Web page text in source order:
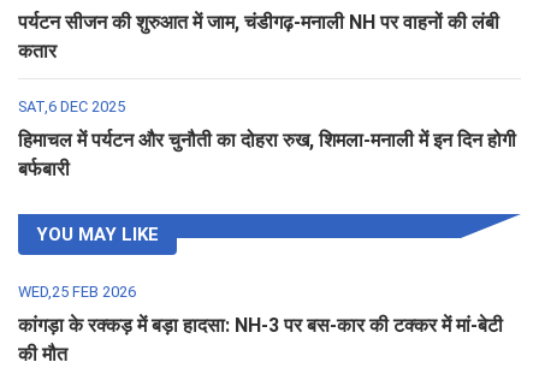
पर्यटन सीजन की शुरुआत में जाम, चंडीगढ़-मनाली NH पर वाहनों की लंबी
कतार
SAT,6 DEC 2025
हिमाचल में पर्यटन और चुनौती का दोहरा रुख, शिमला-मनाली में इन दिन होगी
बर्फबारी
YOU MAY LIKE
WED,25 FEB 2026
कांगड़ा के रक्कड़ में बड़ा हादसा: NH-3 पर बस-कार की टक्कर में मां-बेटी
की मौत